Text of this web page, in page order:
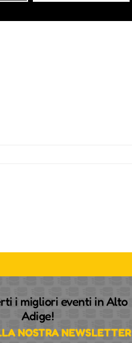
i migliori eventi in Alto
Adige!
NOSTRA NEWSLETTER